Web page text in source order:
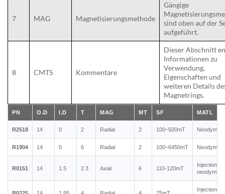
7 MAG Magnetisierungsmethode
Gängige
sind oben auf der
aufgeführt.
8 CMTS Kommentare
Dieser Abschnitt
Informationen zu
Verwendung,
Eigenschaften und
weiteren Details
Magnetrings.
PN O.D I.D T MAG MT SF MATL
R2518 14 0 2 Radial 2 100~500mT
R1904 14 0 6 Radial 2 100~6450mT
R0151 14 1.5 2.3 Axial 6 110-120mT
Injection
Injection